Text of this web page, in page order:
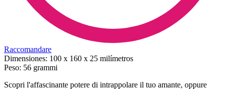
Raccomandare
Dimensiones: 100 x 160 x 25 milímetros
Peso: 56 grammi
Scopri l'affascinante potere di intrappolare il tuo amante, oppure